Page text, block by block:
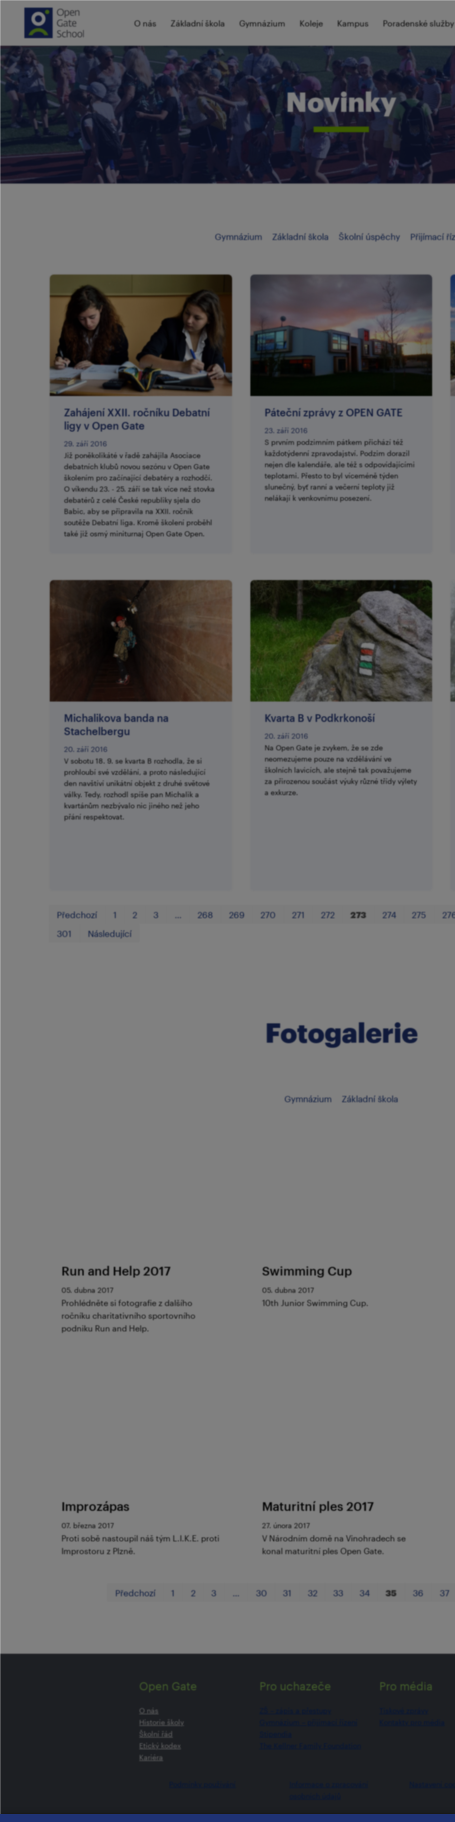
O nás Základní škola Gymnázium Koleje Kampus Poradenské služby
Novinky
Gymnázium Základní škola Školní úspěchy Přijímací
Zahájení XXII. ročníku Debatní
ligy v Open Gate
29. září 2016
Již poněkolikáté v řadě zahájila Asociace
debatních klubů novou sezónu v Open Gate
školením pro začínající debatéry a rozhodčí.
O víkendu 23. - 25. září se tak více než stovka
debatérů z celé České republiky sjela do
Babic, aby se připravila na XXII. ročník
soutěže Debatní liga. Kromě školení proběhl
také již osmý miniturnaj Open Gate Open.
Páteční zprávy z OPEN GATE
23. září 2016
S prvním podzimním pátkem přichází též
každotýdenní zpravodajství. Podzim dorazil
nejen dle kalendáře, ale též s odpovídajícími
teplotami. Přesto to byl víceméně týden
slunečný, byť ranní a večerní teploty již
nelákají k venkovnímu posezení.
​Michalikova banda na
Stachelbergu
20. září 2016
V sobotu 18. 9. se kvarta B rozhodla, že si
prohloubí své vzdělání, a proto následující
den navštíví unikátní objekt z druhé světové
války. Tedy, rozhodl spíše pan Michalik a
kvartánům nezbývalo nic jiného než jeho
přání respektovat.
​Kvarta B v Podkrkonoší
20. září 2016
Na Open Gate je zvykem, že se zde
neomezujeme pouze na vzdělávání ve
školních lavicích, ale stejně tak považujeme
za přirozenou součást výuky různé třídy výlety
a exkurze.
Předchozí 1 2 3 268 269 270 271 272 273 274 275
301
Následující
Fotogalerie
Gymnázium Základní škola
Run and Help 2017
05. dubna 2017
Prohlédněte si fotografie z dalšího
ročníku charitativního sportovního
podniku Run and Help.
Swimming Cup
05. dubna 2017
10th Junior Swimming Cup.
Improzápas
07. března 2017
Proti sobě nastoupil náš tým L.I.K.E. proti
Improstoru z Plzně.
Maturitní ples 2017
27. února 2017
V Národním domě na Vinohradech se
konal maturitní ples Open Gate.
Předchozí 1 2 3 30 31 32 33 34 35 36 37
Open Gate
O nás
Historie školy
Školní řád
Etický kodex
Kariéra
Pro uchazeče Pro média